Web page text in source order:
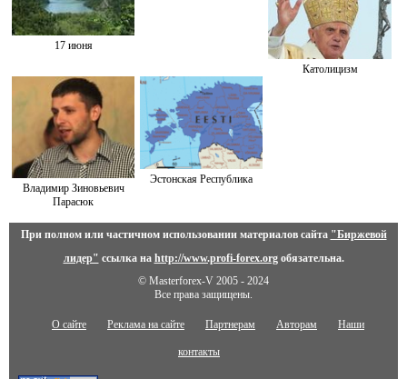
17 июня
Католицизм
Владимир Зиновьевич
Парасюк
Эстонская Республика
При полном или частичном использовании материалов сайта "Биржевой
лидер" ссылка на http://www.profi-forex.orgобязательна.
© Masterforex-V 2005 - 2024
Все права защищены.
О сайте Реклама на сайте Партнерам Авторам Наши
контакты